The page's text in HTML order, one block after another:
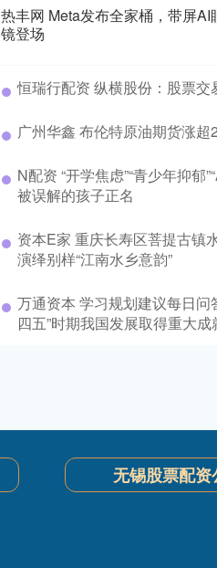
热丰网 Meta发布全家桶，带屏AI
镜登场
恒瑞行配资 纵横股份：股票交
广州华鑫 布伦特原油期货涨超
N配资 “开学焦虑”“青少年抑郁
被误解的孩子正名
资本E家 重庆长寿区菩提古镇
演绎别样“江南水乡意韵”
万通资本 学习规划建议每日问
四五”时期我国发展取得重大成
无锡股票配资